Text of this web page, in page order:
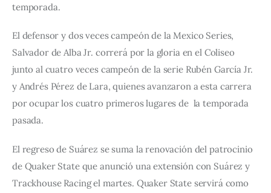
temporada.
El defensor y dos veces campeón de la Mexico Series,
Salvador de Alba Jr. correrá por la gloria en el Coliseo
junto al cuatro veces campeón de la serie Rubén García Jr.
y Andrés Pérez de Lara, quienes avanzaron a esta carrera
por ocupar los cuatro primeros lugares de  la temporada
pasada.
El regreso de Suárez se suma la renovación del patrocinio
de Quaker State que anunció una extensión con Suárez y
Trackhouse Racing el martes. Quaker State servirá como